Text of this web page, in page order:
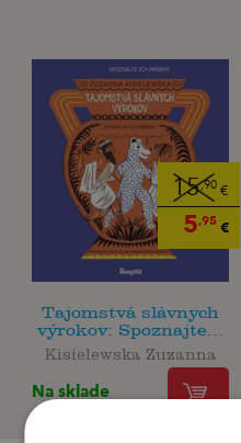
15,90€
5,95€
Tajomstvá slávnych
výrokov: Spoznajte...
Kisielewska Zuzanna
Na sklade